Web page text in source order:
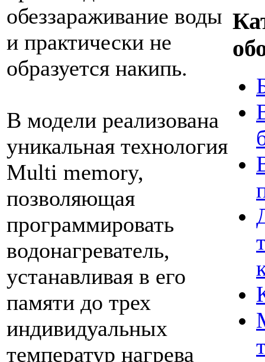
обеззараживание воды
и практически не
образуется накипь.
В модели реализована
уникальная технология
Multi memory,
позволяющая
программировать
водонагреватель,
устанавливая в его
памяти до трех
индивидуальных
температур нагрева